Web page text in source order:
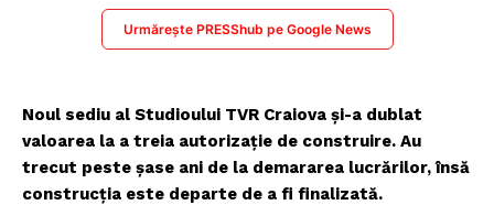
Urmărește PRESShub pe Google News
Noul sediu al Studioului TVR Craiova și-a dublat
valoarea la a treia autorizație de construire. Au
trecut peste șase ani de la demararea lucrărilor, însă
construcția este departe de a fi finalizată.